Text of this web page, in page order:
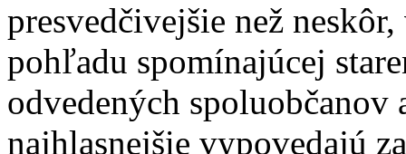
presvedčivejšie než
pohľadu spomínajúcej
odvedených spoluobčanov
najhlasnejšie vypovedajú